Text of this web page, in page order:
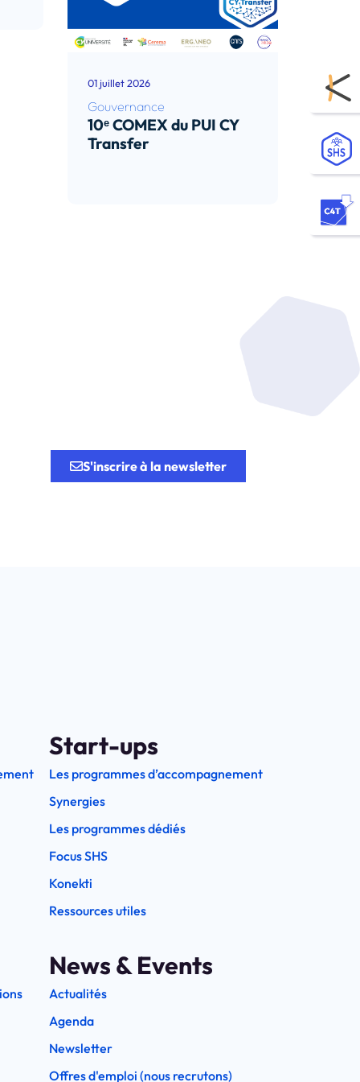
01 juillet 2026
Gouvernance
10ᵉ COMEX du PUI CY
Transfer
S'inscrire à la newsletter
Start-ups
Les programmes d’accompagnement
Synergies
Les programmes dédiés
Focus SHS
Konekti
Ressources utiles
News & Events
Actualités
Agenda
Newsletter
Offres d'emploi (nous recrutons)